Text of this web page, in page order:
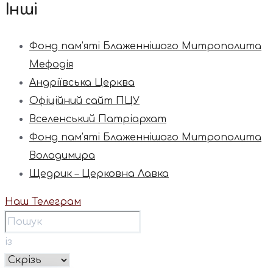
Інші
Фонд пам’яті Блаженнішого Митрополита
Мефодія
Андріївська Церква
Офіційний сайт ПЦУ
Вселенський Патріархат
Фонд пам’яті Блаженнішого Митрополита
Володимира
Щедрик – Церковна Лавка
Наш Телеграм
із